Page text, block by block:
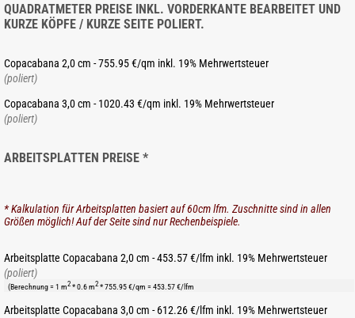
QUADRATMETER PREISE INKL. VORDERKANTE BEARBEITET UND
KURZE KÖPFE / KURZE SEITE POLIERT.
Copacabana 2,0 cm - 755.95 €/qm inkl. 19% Mehrwertsteuer
(poliert)
Copacabana 3,0 cm - 1020.43 €/qm inkl. 19% Mehrwertsteuer
(poliert)
ARBEITSPLATTEN PREISE *
* Kalkulation für Arbeitsplatten basiert auf 60cm lfm. Zuschnitte sind in allen
Größen möglich! Auf der Seite sind nur Rechenbeispiele.
Arbeitsplatte Copacabana 2,0 cm - 453.57 €/lfm inkl. 19% Mehrwertsteuer
(poliert)
(Berechnung = 1 m2 * 0.6 m2 * 755.95 €/qm = 453.57 €/lfm
Arbeitsplatte Copacabana 3,0 cm - 612.26 €/lfm inkl. 19% Mehrwertsteuer